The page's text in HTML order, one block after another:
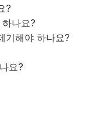
?
나요?
기해야 하나요?
요?